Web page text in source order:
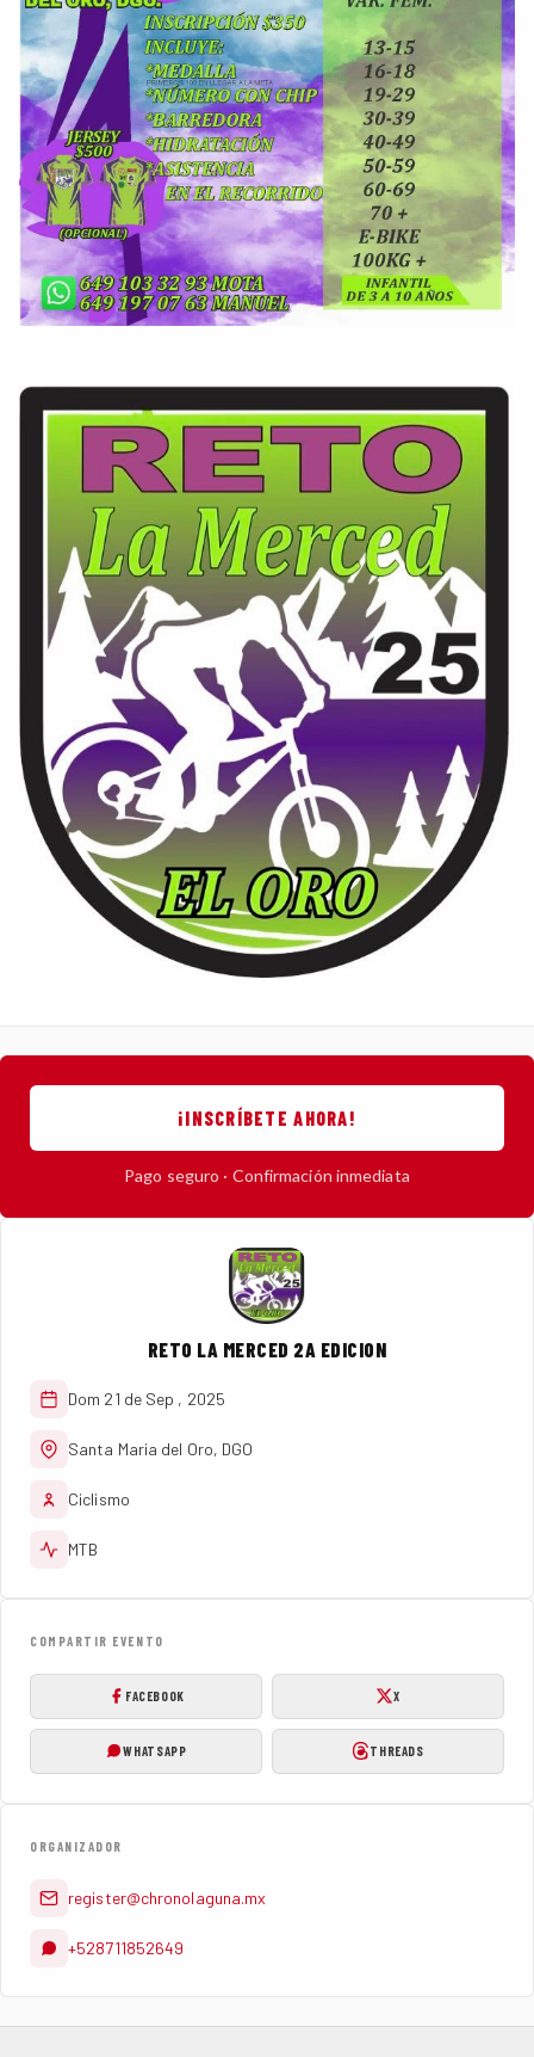
¡INSCRÍBETE AHORA!
Pago seguro · Confirmación inmediata
RETO LA MERCED 2A EDICION
Dom 21 de Sep , 2025
Santa Maria del Oro, DGO
Ciclismo
MTB
COMPARTIR EVENTO
FACEBOOK X
WHATSAPP THREADS
ORGANIZADOR
register@chronolaguna.mx
+528711852649